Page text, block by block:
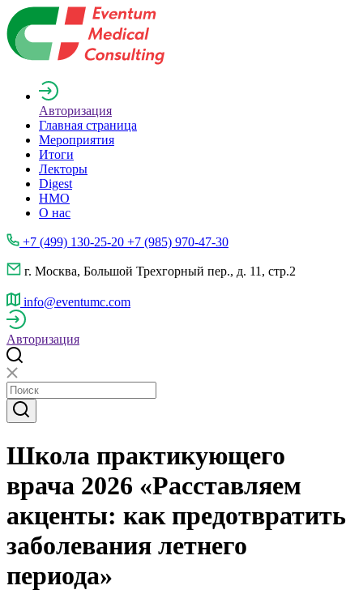
Авторизация
Главная страница
Мероприятия
Итоги
Лекторы
Digest
НМО
О нас
+7 (499) 130-25-20 +7 (985) 970-47-30
г. Москва, Большой Трехгорный пер., д. 11, стр.2
info@eventumc.com
Авторизация
Школа практикующего
врача 2026 «Расставляем
акценты: как предотвратить
заболевания летнего
периода»